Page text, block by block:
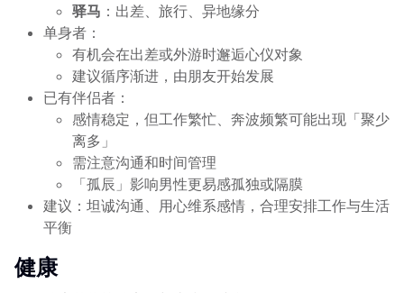
驿马 ：出差、旅行、异地缘分
单身者：
有机会在出差或外游时邂逅心仪对象
建议循序渐进，由朋友开始发展
已有伴侣者：
感情稳定，但工作繁忙、奔波频繁可能出现「聚少
离多」
需注意沟通和时间管理
「孤辰」影响男性更易感孤独或隔膜
建议：坦诚沟通、用心维系感情，合理安排工作与生活
平衡
健康